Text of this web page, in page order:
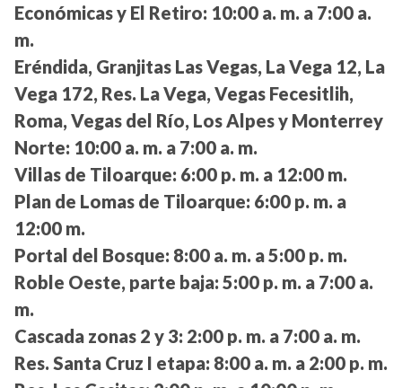
Económicas y El Retiro: 10:00 a. m. a 7:00 a.
m.
Eréndida, Granjitas Las Vegas, La Vega 12, La
Vega 172, Res. La Vega, Vegas Fecesitlih,
Roma, Vegas del Río, Los Alpes y Monterrey
Norte: 10:00 a. m. a 7:00 a. m.
Villas de Tiloarque: 6:00 p. m. a 12:00 m.
Plan de Lomas de Tiloarque: 6:00 p. m. a
12:00 m.
Portal del Bosque: 8:00 a. m. a 5:00 p. m.
Roble Oeste, parte baja: 5:00 p. m. a 7:00 a.
m.
Cascada zonas 2 y 3: 2:00 p. m. a 7:00 a. m.
Res. Santa Cruz I etapa: 8:00 a. m. a 2:00 p. m.